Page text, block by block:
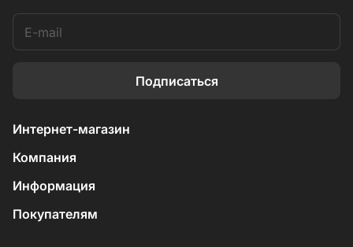
Подписаться
Интернет-магазин
Компания
Информация
Покупателям